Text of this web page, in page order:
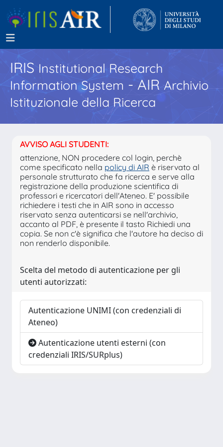
IRISInstitutional Research
Information System - AIR Archivio
Istituzionale della Ricerca
AVVISO AGLI STUDENTI:
attenzione, NON procedere col login, perchè
come specificato nella policy di AIR è riservato al
personale strutturato che fa ricerca e serve alla
registrazione della produzione scientifica di
professori e ricercatori dell'Ateneo. E' possibile
richiedere i testi che in AIR sono in accesso
riservato senza autenticarsi se nell'archivio,
accanto al PDF, è presente il tasto Richiedi una
copia. Se non c'è significa che l'autore ha deciso di
non renderlo disponibile.
Scelta del metodo di autenticazione per gli
utenti autorizzati:
Autenticazione UNIMI (con credenziali di
Ateneo)
Autenticazione utenti esterni (con
credenziali IRIS/SURplus)